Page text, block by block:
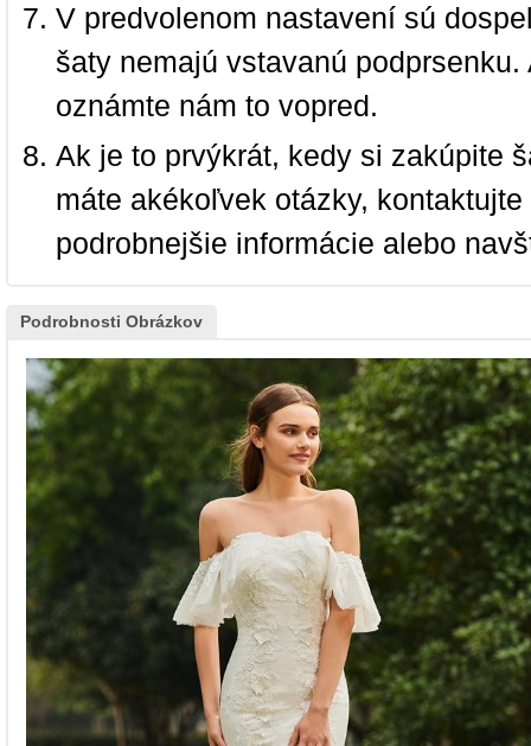
V predvolenom nastavení sú
šaty nemajú vstavanú
oznámte nám to vopred.
Ak je to prvýkrát, kedy si zakúpite
máte akékoľvek otázky,
podrobnejšie informácie alebo
Podrobnosti Obrázkov